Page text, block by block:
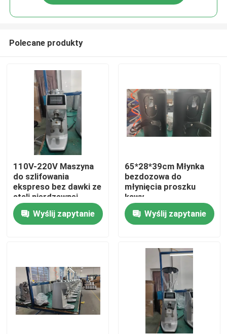
Dom
Pokaz VR
O nas
Polecane produkty
110V-220V Maszyna
do szlifowania
ekspreso bez dawki ze
stali nierdzewnej
Wyślij zapytanie
65*28*39cm Młynka
bezdozowa do
młynięcia proszku
kawy
Wyślij zapytanie